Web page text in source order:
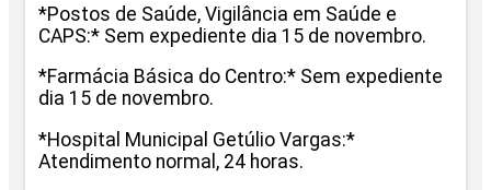
*Postos de Saúde, Vigilância em Saúde e
CAPS:* Sem expediente dia 15 de novembro.
*Farmácia Básica do Centro:* Sem expediente
dia 15 de novembro.
*Hospital Municipal Getúlio Vargas:*
Atendimento normal, 24 horas.